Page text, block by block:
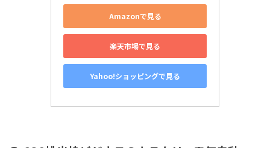
Amazonで見る
楽天市場で見る
Yahoo!ショッピングで見る